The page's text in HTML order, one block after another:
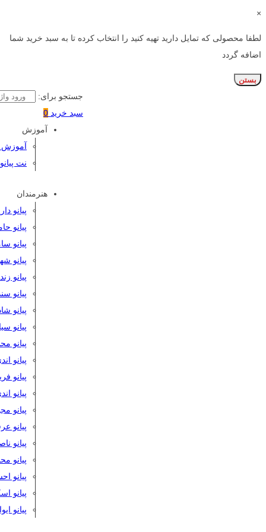
×
لطفا محصولی که تمایل دارید تهیه کنید را انتخاب کرده تا به سبد خرید شما
اضافه گردد
بستن
جستجو برای:
سبد خرید 0
آموزش
آموزش
نت پیانو
هنرمندان
پیانو
پیانو
پیانو
پیانو
پیانو
پیانو
پیانو
پیانو
پیانو
پیانو
پیانو
پیانو
پیانو
پیانو
پیانو
پیانو
پیانو
پیانو
پیانو